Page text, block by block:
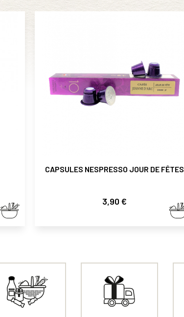
CAPSULES NESPRESSO JOUR DE FÊTES
Prix
3,90 €